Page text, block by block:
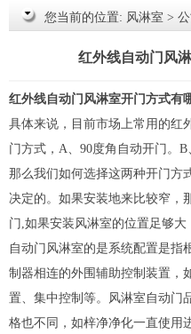
您当前的位置: 风淋室 >
红外线自动门风
红外线自动门风淋室开门方式有
具体来说，目前市场上常用的红
门方式，A、90度角自动开门。B
那么我们如何选择这两种开门方
决定的。如果安装地来比较窄，
门,如果安装风淋室的位置足够大
自动门风淋室的是系统配置是指
制器相连的外围辅助控制装置，
置、集中控制等。风淋室自动门
格也不同，如梓净净化一直使用